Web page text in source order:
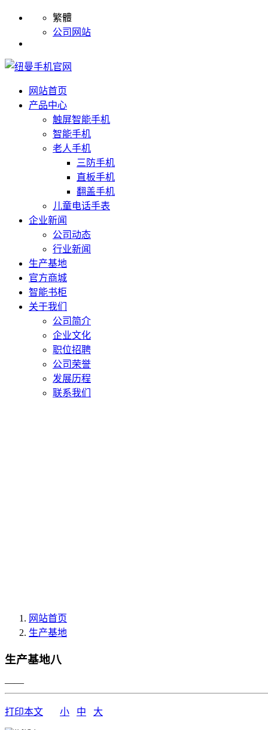
繁體
公司网站
网站首页
产品中心
触屏智能手机
智能手机
老人手机
三防手机
直板手机
翻盖手机
儿童电话手表
企业新闻
公司动态
行业新闻
生产基地
官方商城
智能书柜
关于我们
公司简介
企业文化
职位招聘
公司荣誉
发展历程
联系我们
网站首页
生产基地
生产基地八
——
打印本文 小 中 大